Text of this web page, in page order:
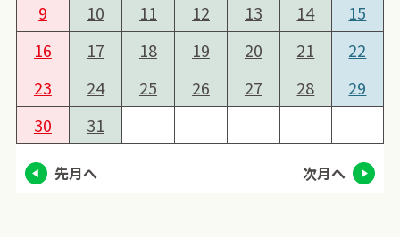
9
10 11 12 13 14
15
16
17 18 19 20 21
22
23
24 25 26 27 28
29
30
31
先月へ 次月へ